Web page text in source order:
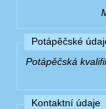
Potápěčské
Potápěčská
Kontaktní údaje